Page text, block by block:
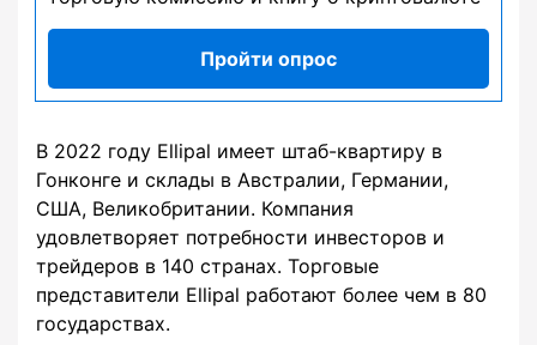
Пройти опрос
В 2022 году Ellipal имеет штаб-квартиру в
Гонконге и склады в Австралии, Германии,
США, Великобритании. Компания
удовлетворяет потребности инвесторов и
трейдеров в 140 странах. Торговые
представители Ellipal работают более чем в 80
государствах.